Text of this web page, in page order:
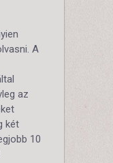
A
az
két
10